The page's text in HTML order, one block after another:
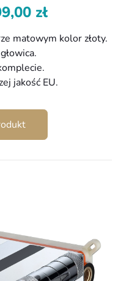
zł.
zł
zł.
matowym kolor złoty.
jakość EU.